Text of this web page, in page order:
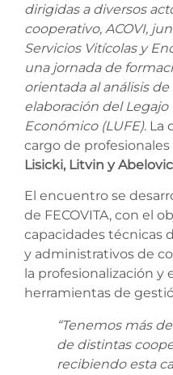
dirigidas a diversos
cooperativo, ACOVI,
Servicios Vitícolas y
una jornada de
orientada al análisis
elaboración del
Económico (LUFE). La
cargo de
Lisicki, Litvin y
El encuentro se
de FECOVITA, con el
capacidades técnicas
y administrativos de
la profesionalización y
herramientas de
“Tenemos más
de distintas
recibiendo esta